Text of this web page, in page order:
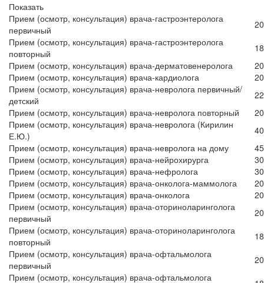
Показать
Прием (осмотр, консультация) врача-гастроэнтеролога
первичный
Прием (осмотр, консультация) врача-гастроэнтеролога
повторный
Прием (осмотр, консультация) врача-дерматовенеролога
Прием (осмотр, консультация) врача-кардиолога
Прием (осмотр, консультация) врача-невролога первичный/
детский
Прием (осмотр, консультация) врача-невролога повторный
Прием (осмотр, консультация) врача-невролога (Кирилин
Е.Ю.)
Прием (осмотр, консультация) врача-невролога на дому
Прием (осмотр, консультация) врача-нейрохирурга
Прием (осмотр, консультация) врача-нефролога
Прием (осмотр, консультация) врача-онколога-маммолога
Прием (осмотр, консультация) врача-онколога
Прием (осмотр, консультация) врача-оториноларинголога
первичный
Прием (осмотр, консультация) врача-оториноларинголога
повторный
Прием (осмотр, консультация) врача-офтальмолога
первичный
Прием (осмотр, консультация) врача-офтальмолога